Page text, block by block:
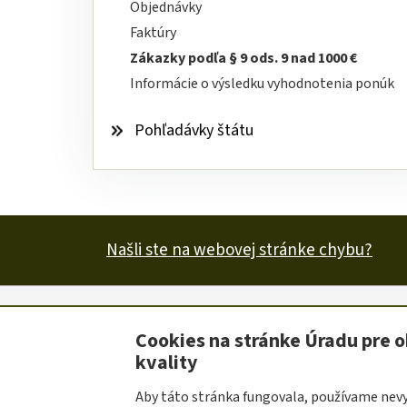
Objednávky
Faktúry
Zákazky podľa § 9 ods. 9 nad 1000 €
Informácie o výsledku vyhodnotenia ponúk
Pohľadávky štátu
Našli ste na webovej stránke chybu?
Užitočné
odkazy
Mapa stránky Ochrana osobných údajov
Prevádzkovateľom služby je Úrad pre obrannú
Cookies na stránke Úradu
kvality
Aby táto stránka fungovala, používame